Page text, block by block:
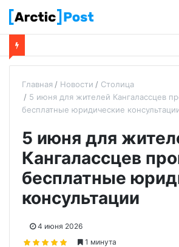
Главная Новости
Столица
5 июня для жителей Кангалассцев
бесплатные юридические
5 июня для
Кангалассцев
бесплатные
консультации
4 июня 2026
1 минута